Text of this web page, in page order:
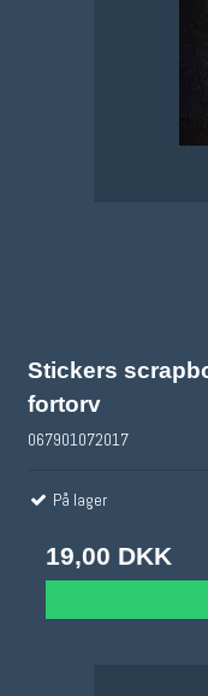
Stickers
fortorv
067901072017
På lager
19,00 DKK